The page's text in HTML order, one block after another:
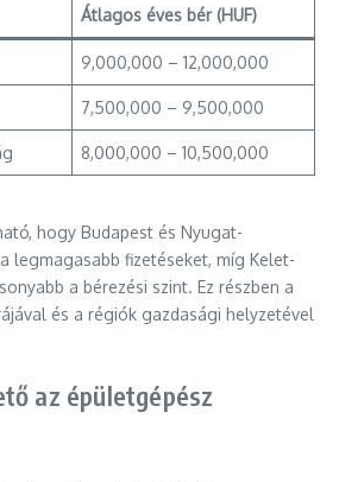
Átlagos éves bér (HUF)
9,000,000 – 12,000,000
7,500,000 – 9,500,000
8,000,000 – 10,500,000
hogy Budapest és Nyugat-
legmagasabb fizetéseket, míg Kelet-
a bérezési szint. Ez részben a
és a régiók gazdasági helyzetével
az épületgépész